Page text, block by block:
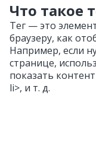
Что такое
Тег — это
браузеру, как
Например, если
странице,
показать
li>, и т. д.